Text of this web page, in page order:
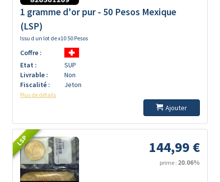
1 gramme d'or pur - 50 Pesos Mexique
(LSP)
Issu d un lot de x10 50 Pesos
Coffre :
Etat :
SUP
Livrable :
Non
Fiscalité :
Jeton
Plus de détails
Ajouter
LSP 144,99 €
prime : 20.06%